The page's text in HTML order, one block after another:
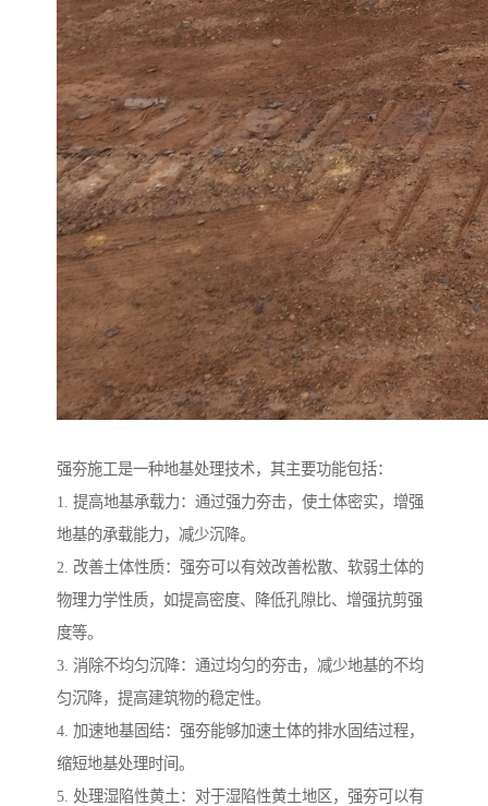
强夯施工是一种地基处理技术，其主要功能包括：
1. 提高地基承载力：通过强力夯击，使土体密实，增强
地基的承载能力，减少沉降。
2. 改善土体性质：强夯可以有效改善松散、软弱土体的
物理力学性质，如提高密度、降低孔隙比、增强抗剪强
度等。
3. 消除不均匀沉降：通过均匀的夯击，减少地基的不均
匀沉降，提高建筑物的稳定性。
4. 加速地基固结：强夯能够加速土体的排水固结过程，
缩短地基处理时间。
5. 处理湿陷性黄土：对于湿陷性黄土地区，强夯可以有